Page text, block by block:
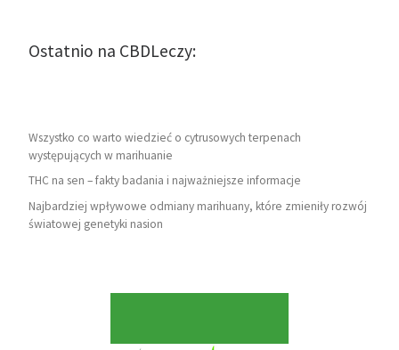
Ostatnio na CBDLeczy:
Wszystko co warto wiedzieć o cytrusowych terpenach
występujących w marihuanie
THC na sen – fakty badania i najważniejsze informacje
Najbardziej wpływowe odmiany marihuany, które zmieniły rozwój
światowej genetyki nasion